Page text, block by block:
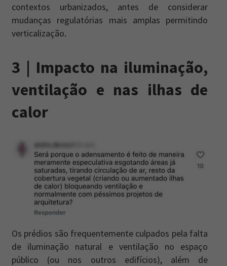
contextos urbanizados, antes de considerar
mudanças regulatórias mais amplas permitindo
verticalização.
3 | Impacto na iluminação,
ventilação e nas ilhas de
calor
Os prédios são frequentemente culpados pela falta
de iluminação natural e ventilação no espaço
público (ou nos outros edifícios), além de